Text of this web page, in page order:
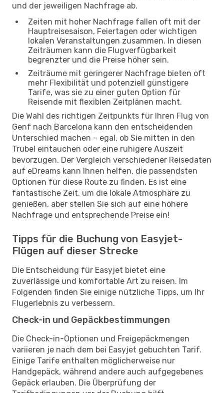
und der jeweiligen Nachfrage ab.
Zeiten mit hoher Nachfrage fallen oft mit der
Hauptreisesaison, Feiertagen oder wichtigen
lokalen Veranstaltungen zusammen. In diesen
Zeiträumen kann die Flugverfügbarkeit
begrenzter und die Preise höher sein.
Zeiträume mit geringerer Nachfrage bieten oft
mehr Flexibilität und potenziell günstigere
Tarife, was sie zu einer guten Option für
Reisende mit flexiblen Zeitplänen macht.
Die Wahl des richtigen Zeitpunkts für Ihren Flug von
Genf nach Barcelona kann den entscheidenden
Unterschied machen – egal, ob Sie mitten in den
Trubel eintauchen oder eine ruhigere Auszeit
bevorzugen. Der Vergleich verschiedener Reisedaten
auf eDreams kann Ihnen helfen, die passendsten
Optionen für diese Route zu finden. Es ist eine
fantastische Zeit, um die lokale Atmosphäre zu
genießen, aber stellen Sie sich auf eine höhere
Nachfrage und entsprechende Preise ein!
Tipps für die Buchung von Easyjet-
Flügen auf dieser Strecke
Die Entscheidung für Easyjet bietet eine
zuverlässige und komfortable Art zu reisen. Im
Folgenden finden Sie einige nützliche Tipps, um Ihr
Flugerlebnis zu verbessern.
Check-in und Gepäckbestimmungen
Die Check-in-Optionen und Freigepäckmengen
variieren je nach dem bei Easyjet gebuchten Tarif.
Einige Tarife enthalten möglicherweise nur
Handgepäck, während andere auch aufgegebenes
Gepäck erlauben. Die Überprüfung der